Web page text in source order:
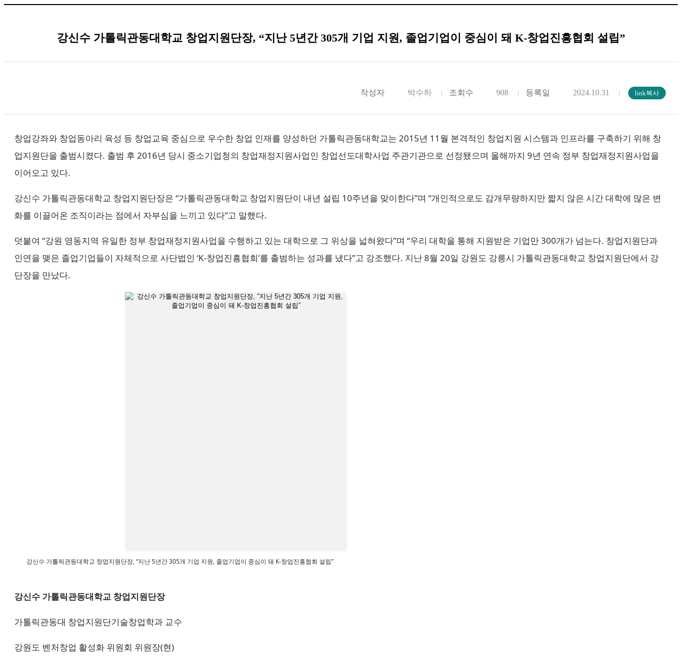
강신수 가톨릭관동대학교 창업지원단장, “지난 5년간 305개 기업 지원, 졸업기업이 중심이 돼 K-창업진흥협회 설립”
작성자 박수하 조회수 908 등록일 2024.10.31
창업강좌와 창업동아리 육성 등 창업교육 중심으로 우수한 창업 인재를 양성하던 가톨릭관동대학교는 2015년 11월 본격적인 창업지원 시스템과 인프라를 구축하기 위해 창
업지원단을 출범시켰다. 출범 후 2016년 당시 중소기업청의 창업재정지원사업인 창업선도대학사업 주관기관으로 선정됐으며 올해까지 9년 연속 정부 창업재정지원사업을
이어오고 있다.
강신수 가톨릭관동대학교 창업지원단장은 “가톨릭관동대학교 창업지원단이 내년 설립 10주년을 맞이한다”며 “개인적으로도 감개무량하지만 짧지 않은 시간 대학에 많은 변
화를 이끌어온 조직이라는 점에서 자부심을 느끼고 있다”고 말했다.
덧붙여 “강원 영동지역 유일한 정부 창업재정지원사업을 수행하고 있는 대학으로 그 위상을 넓혀왔다”며 “우리 대학을 통해 지원받은 기업만 300개가 넘는다. 창업지원단과
인연을 맺은 졸업기업들이 자체적으로 사단법인 ‘K-창업진흥협회’를 출범하는 성과를 냈다”고 강조했다. 지난 8월 20일 강원도 강릉시 가톨릭관동대학교 창업지원단에서 강
단장을 만났다.
강신수 가톨릭관동대학교 창업지원단장, “지난 5년간 305개 기업 지원, 졸업기업이 중심이 돼 K-창업진흥협회 설립”
강신수 가톨릭관동대학교 창업지원단장
가톨릭관동대 창업지원단기술창업학과 교수
강원도 벤처창업 활성화 위원회 위원장(현)